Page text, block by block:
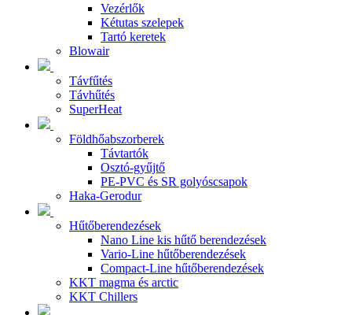
Vezérlők
Kétutas szelepek
Tartó keretek
Blowair
Távfűtés
Távhűtés
SuperHeat
Földhőabszorberek
Távtartók
Osztó-gyűjtő
PE-PVC és SR golyóscsapok
Haka-Gerodur
Hűtőberendezések
Nano Line kis hűtő berendezések
Vario-Line hűtőberendezések
Compact-Line hűtőberendezések
KKT magma és arctic
KKT Chillers